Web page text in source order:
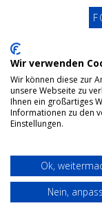
In einem
Nachlass
ein Chaos
Wir verwenden
Wir können diese zur
unsere Webseite zu
Ihnen ein großartiges
Informationen zu den
Einstellungen.
Ok,
Nein,